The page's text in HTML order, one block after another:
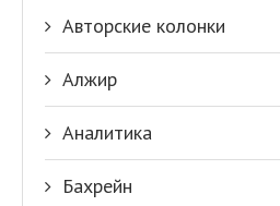
Авторские колонки
Алжир
Аналитика
Бахрейн